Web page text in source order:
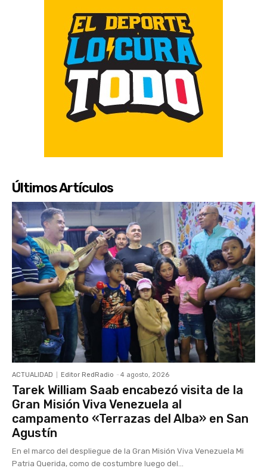
Últimos Artículos
ACTUALIDAD Editor RedRadio - 4 agosto, 2026
Tarek William Saab encabezó visita de la
Gran Misión Viva Venezuela al
campamento «Terrazas del Alba» en San
Agustín
En el marco del despliegue de la Gran Misión Viva Venezuela Mi
Patria Querida, como de costumbre luego del...